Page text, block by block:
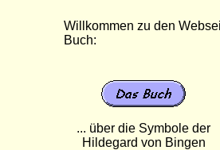
Willkommen zu den
Buch:
... über die Symbole der
Hildegard von Bingen